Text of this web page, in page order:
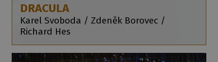
DRACULA
Karel Svoboda / Zdeněk Borovec /
Richard Hes